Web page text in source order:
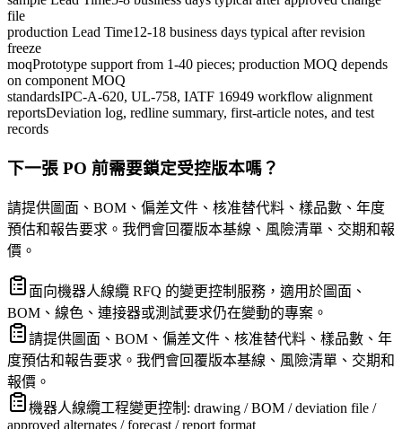
file
production Lead Time12-18 business days typical after revision
freeze
moqPrototype support from 1-40 pieces; production MOQ depends
on component MOQ
standardsIPC-A-620, UL-758, IATF 16949 workflow alignment
reportsDeviation log, redline summary, first-article notes, and test
records
下一張 PO 前需要鎖定受控版本嗎？
請提供圖面、BOM、偏差文件、核准替代料、樣品數、年度
預估和報告要求。我們會回覆版本基線、風險清單、交期和報
價。
面向機器人線纜 RFQ 的變更控制服務，適用於圖面、
BOM、線色、連接器或測試要求仍在變動的專案。
請提供圖面、BOM、偏差文件、核准替代料、樣品數、年
度預估和報告要求。我們會回覆版本基線、風險清單、交期和
報價。
機器人線纜工程變更控制: drawing / BOM / deviation file /
approved alternates / forecast / report format